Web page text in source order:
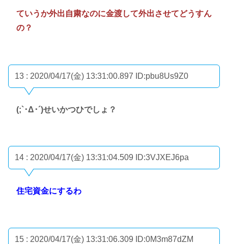
ていうか外出自粛なのに金渡して外出させてどうすん
の？
13 : 2020/04/17(金) 13:31:00.897 ID:pbu8Us9Z0
(;`･Δ･´)せいかつひでしょ？
14 : 2020/04/17(金) 13:31:04.509 ID:3VJXEJ6pa
住宅資金にするわ
15 : 2020/04/17(金) 13:31:06.309 ID:0M3m87dZM